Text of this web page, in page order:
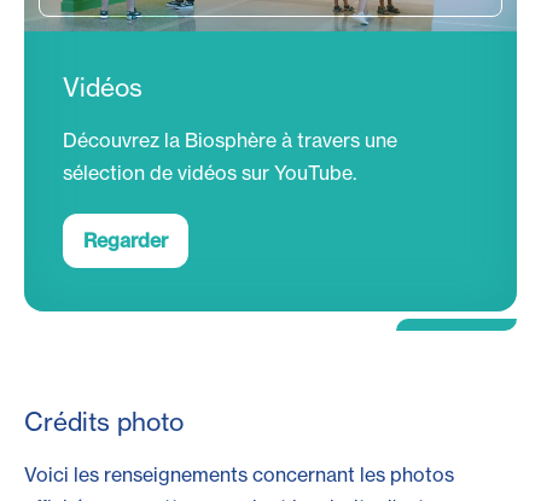
Vidéos
Découvrez la Biosphère à travers une
sélection de vidéos sur YouTube.
Regarder
Crédits photo
Voici les renseignements concernant les photos